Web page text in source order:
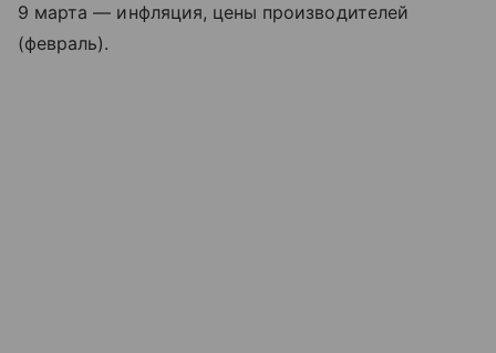
9 марта — инфляция, цены производителей
(февраль).